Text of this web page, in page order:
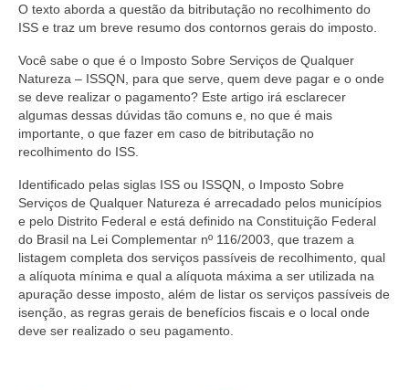
O texto aborda a questão da bitributação no recolhimento do
ISS e traz um breve resumo dos contornos gerais do imposto.
Você sabe o que é o Imposto Sobre Serviços de Qualquer
Natureza – ISSQN, para que serve, quem deve pagar e o onde
se deve realizar o pagamento? Este artigo irá esclarecer
algumas dessas dúvidas tão comuns e, no que é mais
importante, o que fazer em caso de bitributação no
recolhimento do ISS.
Identificado pelas siglas ISS ou ISSQN, o Imposto Sobre
Serviços de Qualquer Natureza é arrecadado pelos municípios
e pelo Distrito Federal e está definido na Constituição Federal
do Brasil na Lei Complementar nº 116/2003, que trazem a
listagem completa dos serviços passíveis de recolhimento, qual
a alíquota mínima e qual a alíquota máxima a ser utilizada na
apuração desse imposto, além de listar os serviços passíveis de
isenção, as regras gerais de benefícios fiscais e o local onde
deve ser realizado o seu pagamento.